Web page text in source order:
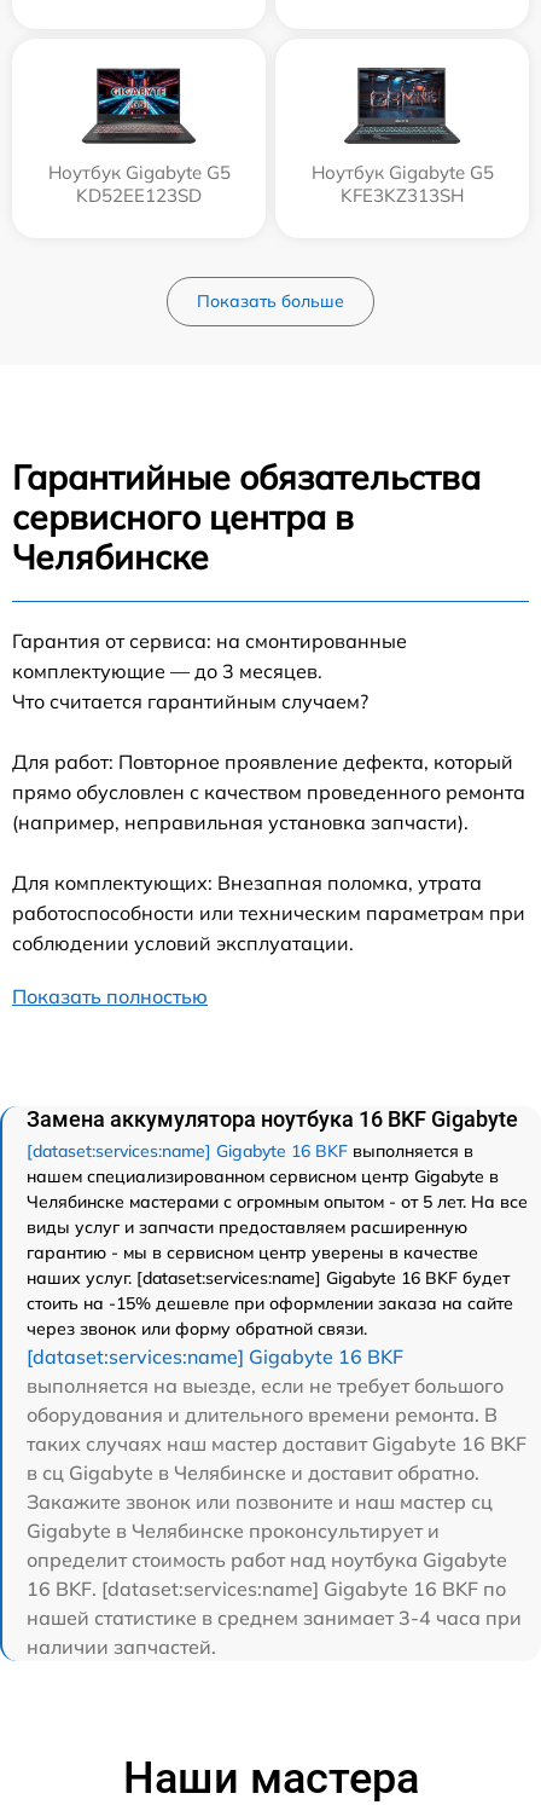
Ноутбук Gigabyte G5
KD52EE123SD
Ноутбук Gigabyte G5
KFE3KZ313SH
Показать больше
Гарантийные обязательства
сервисного центра в
Челябинске
Гарантия от сервиса: на смонтированные
комплектующие — до 3 месяцев.
Что считается гарантийным случаем?
Для работ: Повторное проявление дефекта, который
прямо обусловлен с качеством проведенного ремонта
(например, неправильная установка запчасти).
Для комплектующих: Внезапная поломка, утрата
работоспособности или техническим параметрам при
соблюдении условий эксплуатации.
Показать полностью
Замена аккумулятора ноутбука 16 BKF Gigabyte
[dataset:services:name] Gigabyte 16 BKF выполняется в
нашем специализированном сервисном центр Gigabyte в
Челябинске мастерами с огромным опытом - от 5 лет. На все
виды услуг и запчасти предоставляем расширенную
гарантию - мы в сервисном центр уверены в качестве
наших услуг. [dataset:services:name] Gigabyte 16 BKF будет
стоить на -15% дешевле при оформлении заказа на сайте
через звонок или форму обратной связи.
[dataset:services:name] Gigabyte 16 BKF
выполняется на выезде, если не требует большого
оборудования и длительного времени ремонта. В
таких случаях наш мастер доставит Gigabyte 16 BKF
в сц Gigabyte в Челябинске и доставит обратно.
Закажите звонок или позвоните и наш мастер сц
Gigabyte в Челябинске проконсультирует и
определит стоимость работ над ноутбука Gigabyte
16 BKF. [dataset:services:name] Gigabyte 16 BKF по
нашей статистике в среднем занимает 3-4 часа при
наличии запчастей.
Наши мастера